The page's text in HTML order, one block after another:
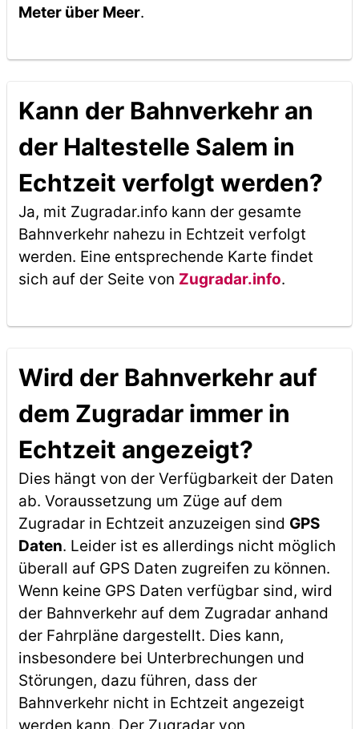
Meter über Meer.
Kann der Bahnverkehr an
der Haltestelle Salem in
Echtzeit verfolgt werden?
Ja, mit Zugradar.info kann der gesamte
Bahnverkehr nahezu in Echtzeit verfolgt
werden. Eine entsprechende Karte findet
sich auf der Seite von Zugradar.info.
Wird der Bahnverkehr auf
dem Zugradar immer in
Echtzeit angezeigt?
Dies hängt von der Verfügbarkeit der Daten
ab. Voraussetzung um Züge auf dem
Zugradar in Echtzeit anzuzeigen sind GPS
Daten. Leider ist es allerdings nicht möglich
überall auf GPS Daten zugreifen zu können.
Wenn keine GPS Daten verfügbar sind, wird
der Bahnverkehr auf dem Zugradar anhand
der Fahrpläne dargestellt. Dies kann,
insbesondere bei Unterbrechungen und
Störungen, dazu führen, dass der
Bahnverkehr nicht in Echtzeit angezeigt